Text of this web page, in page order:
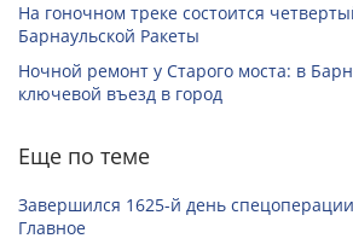
На гоночном треке состоится
Барнаульской Ракеты
Ночной ремонт у Старого моста: в
ключевой въезд в город
Еще по теме
Завершился 1625-й день
Главное